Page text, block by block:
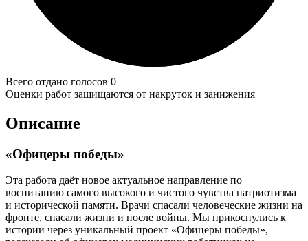
Всего отдано голосов 0
Оценки работ защищаются от накруток и занижения
Описание
«Офицеры победы»
Эта работа даёт новое актуальное направление по
воспитанию самого высокого и чистого чувства патриотизма
и исторической памяти. Врачи спасали человеческие жизни на
фронте, спасали жизни и после войны. Мы прикоснулись к
истории через уникальный проект «Офицеры победы»,